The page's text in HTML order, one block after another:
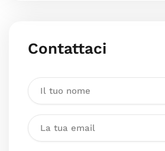
Contattaci